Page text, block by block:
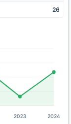
26
2023 2024